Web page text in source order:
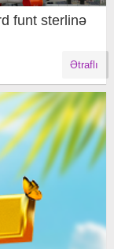
funt sterlinə
Ətraflı